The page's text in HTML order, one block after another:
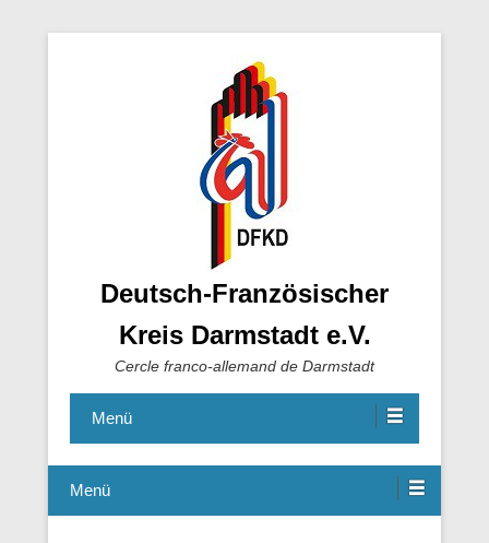
Deutsch-Französischer
Kreis Darmstadt e.V.
Cercle franco-allemand de Darmstadt
Menü
Menü